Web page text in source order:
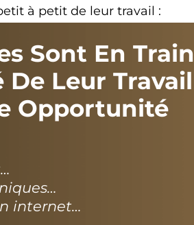
à petit de leur travail :
Sont En Train
De Leur Travail
Opportunité
internet…